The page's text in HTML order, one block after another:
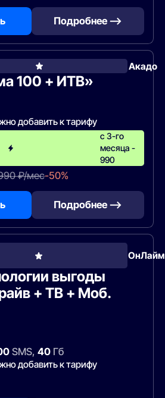
Подробнее —>
Акадо
100 + ИТВ»
добавить к тарифу
с 3-го
месяца -
990
₽/мес-50%
Подробнее —>
ОнЛайм
выгоды
+ ТВ + Моб.
SMS, 40Гб
добавить к тарифу